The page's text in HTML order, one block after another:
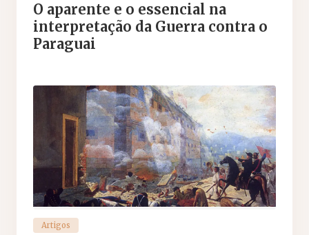
O aparente e o essencial na
interpretação da Guerra contra o
Paraguai
Artigos